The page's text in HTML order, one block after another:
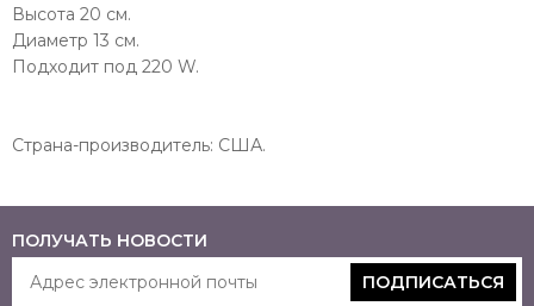
Высота 20 см.
Диаметр 13 см.
Подходит под 220 W.
Страна-производитель: США.
ПОЛУЧАТЬ НОВОСТИ
ПОДПИСАТЬСЯ